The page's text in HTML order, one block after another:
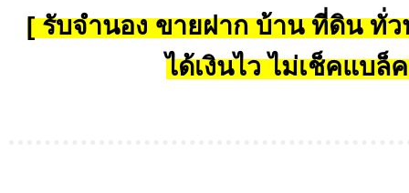
[ รับจำนอง ขายฝาก บ้าน ที่ดิน ทั่ว
ได้เงินไว ไม่เช็คแบล็